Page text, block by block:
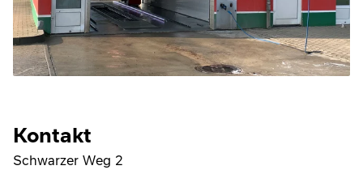
Kontakt
Schwarzer Weg 2